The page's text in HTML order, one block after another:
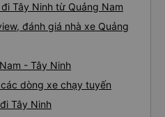
Tây Ninh từ Quảng Nam
đánh giá nhà xe Quảng
- Tây Ninh
dòng xe chạy tuyến
Tây Ninh